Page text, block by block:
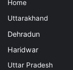
Home
Uttarakhand
Dehradun
Haridwar
Uttar Pradesh